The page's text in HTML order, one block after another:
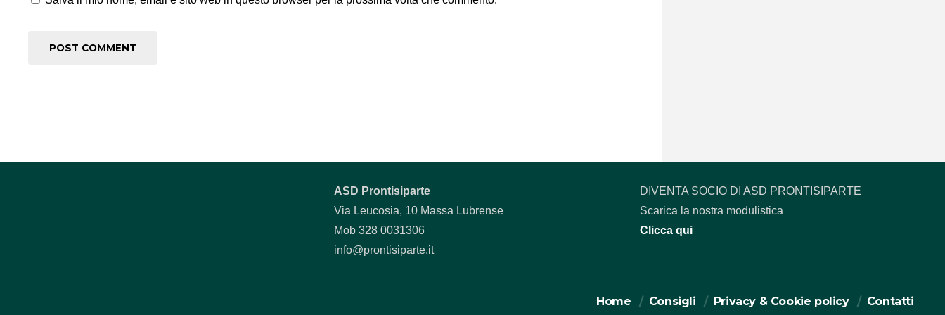
ASD Prontisiparte
Via Leucosia, 10 Massa Lubrense
Mob 328 0031306
info@prontisiparte.it
DIVENTA SOCIO DI ASD PRONTISIPARTE
Scarica la nostra modulistica
Clicca qui
Home Consigli Privacy & Cookie policy Contatti